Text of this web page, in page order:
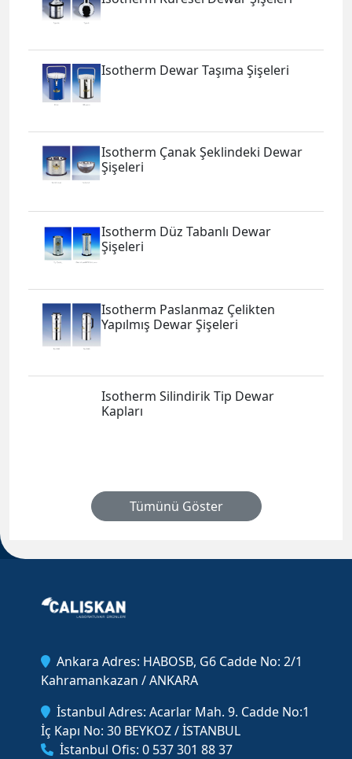
Isotherm Dewar Taşıma Şişeleri
Isotherm Çanak Şeklindeki Dewar
Şişeleri
Isotherm Düz Tabanlı Dewar
Şişeleri
Isotherm Paslanmaz Çelikten
Yapılmış Dewar Şişeleri
Isotherm Silindirik Tip Dewar
Kapları
Tümünü Göster
Ankara Adres: HABOSB, G6 Cadde No: 2/1
Kahramankazan / ANKARA
İstanbul Adres: Acarlar Mah. 9. Cadde No:1
İç Kapı No: 30 BEYKOZ / İSTANBUL
İstanbul Ofis: 0 537 301 88 37